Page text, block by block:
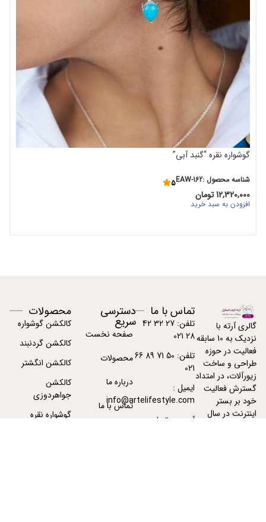
گوشواره نقره “گنبد آبی”
شناسه محصول :EAW-162 5
12,320,000تومان
افزودن به سبد خرید
گالری آرته با
نزدیک به 10 سابقه
فعالیت در حوزه
طراحی و ساخت
زیورآلات، در امتداد
گسترش فعالیت
خود بر بستر
اینترنت در سال
تماس با ما
تلفن: 27 32 42
28 021
تلفن: 50 71 89 66
021
ایمیل :
info@artelifestyle.com
آدرس : تهران -
دسترسی
سریع
صفحه نخست
محصولات
درباره ما
تماس با ما
محصولات
کالکشن گوشواره
کالکشن گردنبند
کالکشن انگشتر
کالکشن
جواهردوزی
گوشواره نقره